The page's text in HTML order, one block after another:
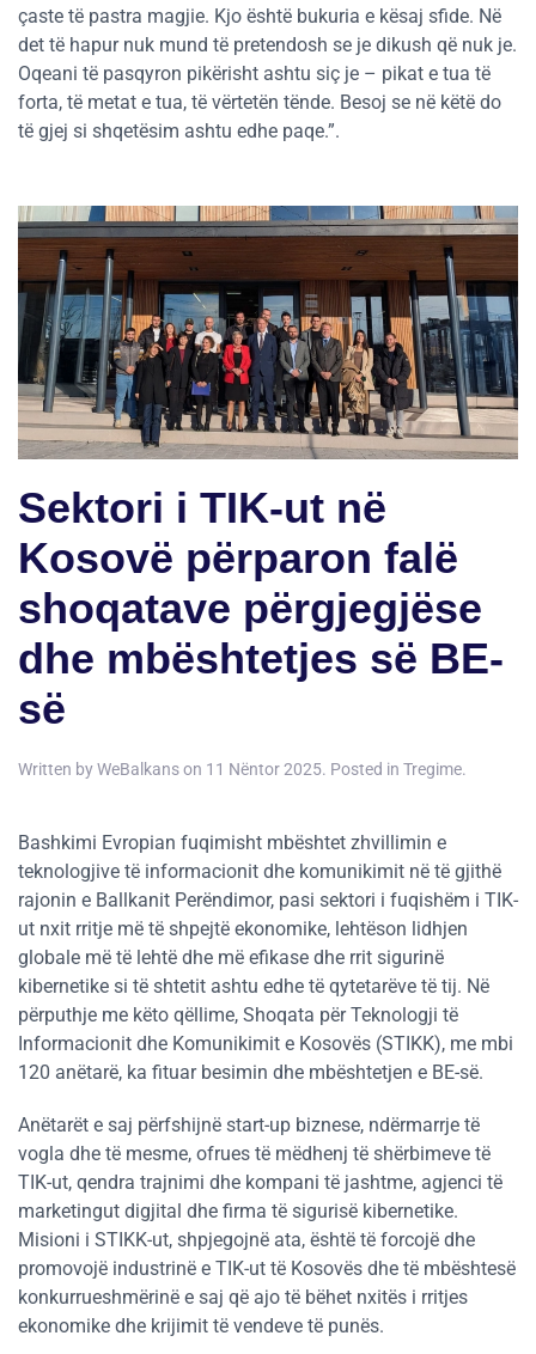
çaste të pastra magjie. Kjo është bukuria e kësaj sfide. Në
det të hapur nuk mund të pretendosh se je dikush që nuk je.
Oqeani të pasqyron pikërisht ashtu siç je – pikat e tua të
forta, të metat e tua, të vërtetën tënde. Besoj se në këtë do
të gjej si shqetësim ashtu edhe paqe.”.
Sektori i TIK-ut në
Kosovë përparon falë
shoqatave përgjegjëse
dhe mbështetjes së BE-
së
Written byWeBalkanson 11 Nëntor 2025. Posted in Tregime.
Bashkimi Evropian fuqimisht mbështet zhvillimin e
teknologjive të informacionit dhe komunikimit në të gjithë
rajonin e Ballkanit Perëndimor, pasi sektori i fuqishëm i TIK-
ut nxit rritje më të shpejtë ekonomike, lehtëson lidhjen
globale më të lehtë dhe më efikase dhe rrit sigurinë
kibernetike si të shtetit ashtu edhe të qytetarëve të tij. Në
përputhje me këto qëllime, Shoqata për Teknologji të
Informacionit dhe Komunikimit e Kosovës (STIKK), me mbi
120 anëtarë, ka fituar besimin dhe mbështetjen e BE-së.
Anëtarët e saj përfshijnë start-up biznese, ndërmarrje të
vogla dhe të mesme, ofrues të mëdhenj të shërbimeve të
TIK-ut, qendra trajnimi dhe kompani të jashtme, agjenci të
marketingut digjital dhe firma të sigurisë kibernetike.
Misioni i STIKK-ut, shpjegojnë ata, është të forcojë dhe
promovojë industrinë e TIK-ut të Kosovës dhe të mbështesë
konkurrueshmërinë e saj që ajo të bëhet nxitës i rritjes
ekonomike dhe krijimit të vendeve të punës.